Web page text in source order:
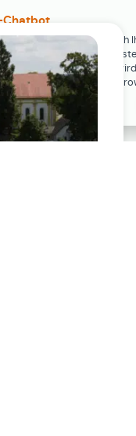
Chatbot
KI-Chatbot steht erst nach
in den Cookie-
Der Chat-Verlauf
lokal in Ihrem